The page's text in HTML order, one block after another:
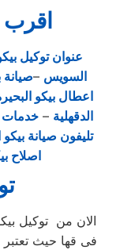
عنوان توكيل
السويس –صيانة
اعطال بيكو
الدقهلية –خدمات
تليفون صيانة
اصلاح
الان من توكيل
فى قها حيث